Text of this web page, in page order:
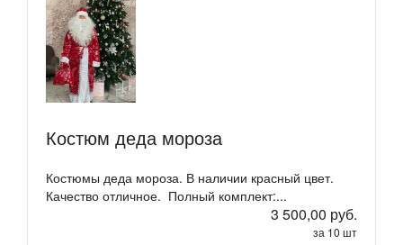
Костюм деда мороза
Костюмы деда мороза. В наличии красный цвет.
Качество отличное. Полный комплект:...
3 500,00 руб.
за 10 шт